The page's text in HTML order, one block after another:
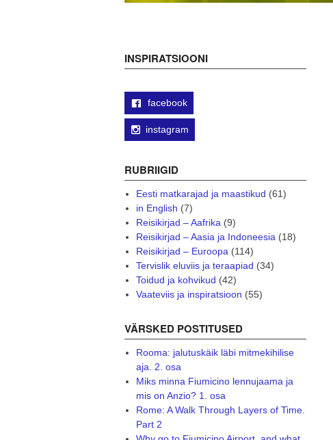
INSPIRATSIOONI
facebook
instagram
RUBRIIGID
Eesti matkarajad ja maastikud (61)
in English (7)
Reisikirjad – Aafrika(9)
Reisikirjad – Aasia ja Indoneesia(18)
Reisikirjad – Euroopa(114)
Tervislik eluviis ja teraapiad (34)
Toidud ja kohvikud (42)
Vaateviis ja inspiratsioon (55)
VÄRSKED POSTITUSED
Rooma: jalutuskäik läbi mitmekihilise
aja. 2. osa
Miks minna Fiumicino lennujaama ja
mis on Anzio? 1. osa
Rome: A Walk Through Layers of Time.
Part 2